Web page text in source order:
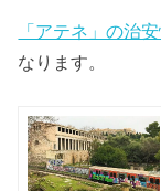
「アテネ」の治
なります。